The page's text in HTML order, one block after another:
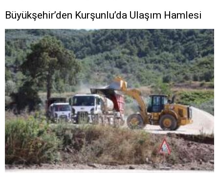
Büyükşehir’den Kurşunlu’da Ulaşım Hamlesi